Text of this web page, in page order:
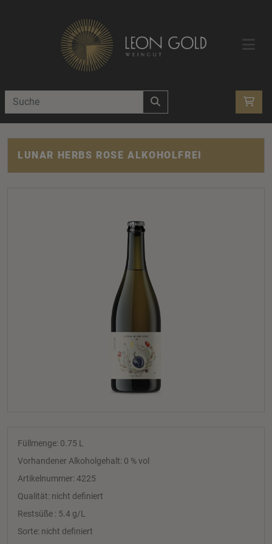
LUNAR HERBS ROSE ALKOHOLFREI
Füllmenge: 0.75 L
Vorhandener Alkoholgehalt: 0 % vol
Artikelnummer: 4225
Qualität: nicht definiert
Restsüße : 5.4 g/L
Sorte: nicht definiert